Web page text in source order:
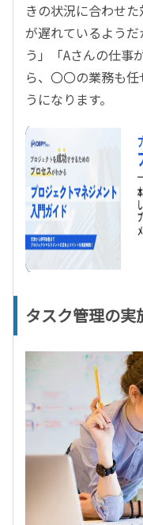
きの状況に合わせ
が遅れているよう
う」「Aさんの仕事
ら、〇〇の業務も
うになります。
タスク管理の実